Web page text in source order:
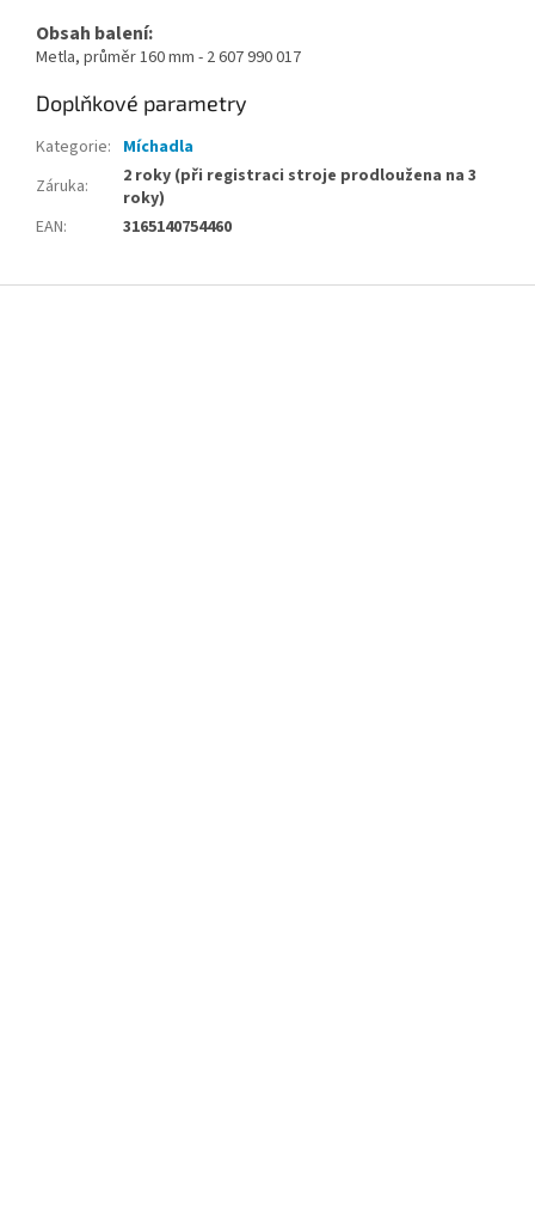
Obsah balení:
Metla, průměr 160 mm - 2 607 990 017
Doplňkové parametry
Kategorie: Míchadla
Záruka:
2 roky (při registraci stroje prodloužena na 3
roky)
EAN: 3165140754460